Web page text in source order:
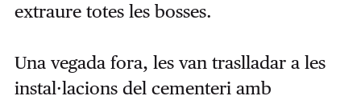
extraure totes les bosses.
Una vegada fora, les van traslladar a les
instal·lacions del cementeri amb